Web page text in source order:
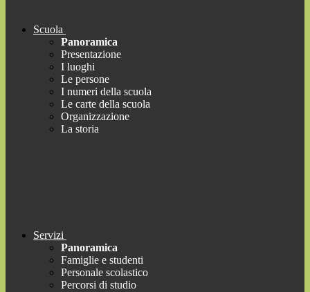
Scuola
Panoramica
Presentazione
I luoghi
Le persone
I numeri della scuola
Le carte della scuola
Organizzazione
La storia
Servizi
Panoramica
Famiglie e studenti
Personale scolastico
Percorsi di studio